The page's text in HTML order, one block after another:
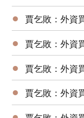
● 賈乞敗：外資買
● 賈乞敗：外資買
● 賈乞敗：外資買
● 賈乞敗：外資買